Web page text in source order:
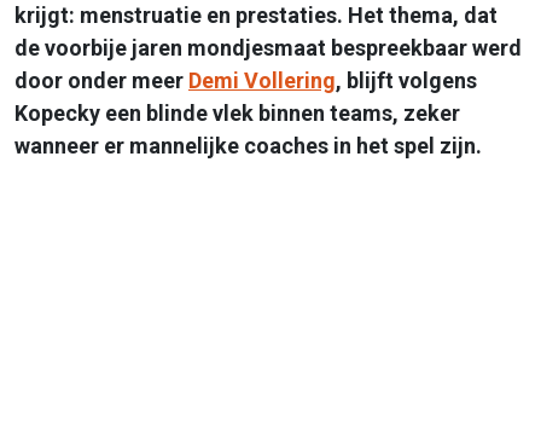
krijgt: menstruatie en prestaties. Het thema, dat
de voorbije jaren mondjesmaat bespreekbaar werd
door onder meer Demi Vollering, blijft volgens
Kopecky een blinde vlek binnen teams, zeker
wanneer er mannelijke coaches in het spel zijn.